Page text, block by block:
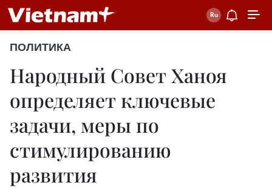
ПОЛИТИКА
Народный Совет Ханоя
определяет ключевые
задачи, меры по
стимулированию
развития